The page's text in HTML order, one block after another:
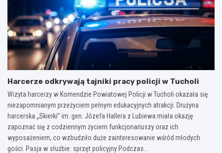
Harcerze odkrywają tajniki pracy policji w Tucholi
Wizyta harcerzy w Komendzie Powiatowej Policji w Tucholi okazała się
niezapomnianym przeżyciem pełnym edukacyjnych atrakcji. Drużyna
harcerska „Skierki” im. gen. Józefa Hallera z Lubiewa miała okazję
zapoznać się z codziennym życiem funkcjonariuszy oraz ich
wyposażeniem, co wzbudziło duże zainteresowanie wśród młodych
gości. Pasja w służbie: sprzęt policyjny Podczas…